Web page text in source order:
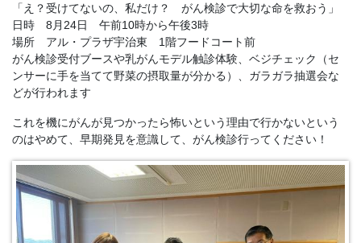
「え？受けてないの、私だけ？ がん検診で大切な命を救おう」
日時 8月24日 午前10時から午後3時
場所 アル・プラザ宇治東 1階フードコート前
がん検診受付ブースや乳がんモデル触診体験、ベジチェック（セ
ンサーに手を当てて野菜の摂取量が分かる）、ガラガラ抽選会な
どが行われます
これを機にがんが見つかったら怖いという理由で行かないという
のはやめて、早期発見を意識して、がん検診行ってください！